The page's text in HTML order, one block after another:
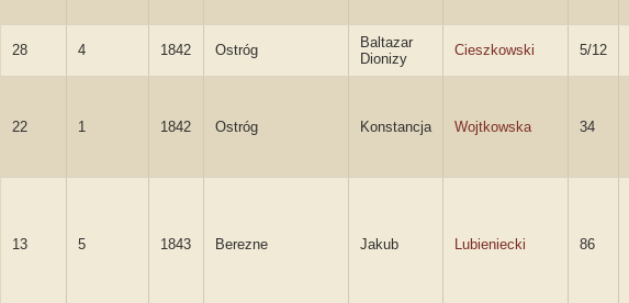
28 4 1842 Ostróg
Baltazar
Dionizy
Cieszkowski 5/12
22 1 1842 Ostróg Konstancja Wojtkowska 34
13 5 1843 Berezne Jakub Lubieniecki 86